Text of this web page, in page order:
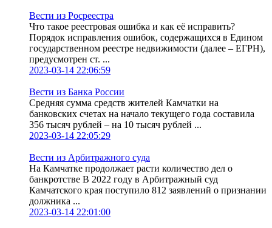
Вести из Росреестра
Что такое реестровая ошибка и как её исправить?
Порядок исправления ошибок, содержащихся в Едином
государственном реестре недвижимости (далее – ЕГРН),
предусмотрен ст. ...
2023-03-14 22:06:59
Вести из Банка России
Средняя сумма средств жителей Камчатки на
банковских счетах на начало текущего года составила
356 тысяч рублей – на 10 тысяч рублей ...
2023-03-14 22:05:29
Вести из Арбитражного суда
На Камчатке продолжает расти количество дел о
банкротстве В 2022 году в Арбитражный суд
Камчатского края поступило 812 заявлений о признании
должника ...
2023-03-14 22:01:00